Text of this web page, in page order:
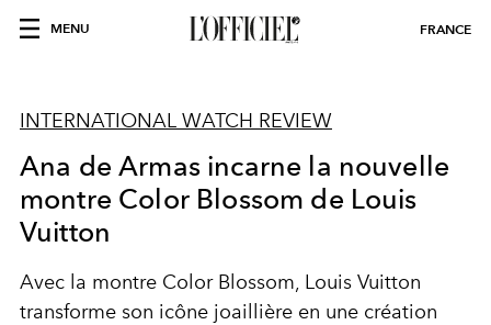
MENU FRANCE
INTERNATIONAL WATCH REVIEW
Ana de Armas incarne la nouvelle
montre Color Blossom de Louis
Vuitton
Avec la montre Color Blossom, Louis Vuitton
transforme son icône joaillière en une création